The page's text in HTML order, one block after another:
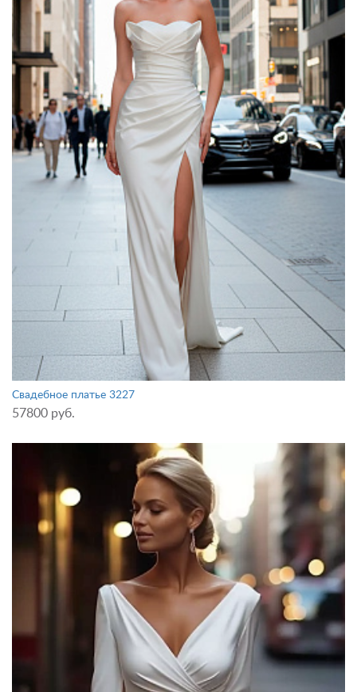
Свадебное платье 3227
57800 руб.